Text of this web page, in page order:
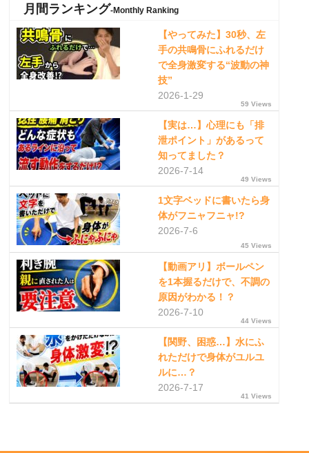
月間ランキング-Monthly Ranking
【やってみた】30秒、左
手の共鳴骨にふれるだけ
で全身激変する“波動の神
技”
2026-1-29
59 Views
【実は…】心理にも「排
泄ポイント」があるって
知ってました？
2026-7-14
49 Views
1文字ベッドに書いたら身
体がフニャフニャ!?
2026-7-6
45 Views
【動画アリ】ボールペン
を1本握るだけで、不調の
原因がわかる！？
2026-7-10
44 Views
【関野、困惑…】水にふ
れただけで身体がユルユ
ルに…？
2026-7-17
41 Views